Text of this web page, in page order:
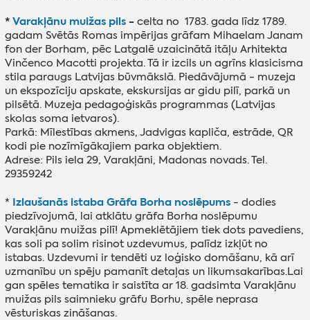
*Varakļānu muižas pils- celta no 1783. gada līdz 1789.
gadam Svētās Romas impērijas grāfam Mihaelam Janam
fon der Borham, pēc Latgalē uzaicinātā itāļu Arhitekta
Vinčenco Macotti projekta. Tā ir izcils un agrīns klasicisma
stila paraugs Latvijas būvmākslā. Piedāvājumā - muzeja
un ekspozīciju apskate, ekskursijas ar gidu pilī, parkā un
pilsētā. Muzeja pedagoģiskās programmas (Latvijas
skolas soma ietvaros).
Parkā: Mīlestības akmens, Jadvigas kapliča, estrāde, QR
kodi pie nozīmīgākajiem parka objektiem.
Adrese: Pils iela 29, Varakļāni, Madonas novads. Tel.
29359242
* Izlaušanās istaba Grāfa Borha noslēpums - dodies
piedzīvojumā, lai atklātu grāfa Borha noslēpumu
Varakļānu muižas pilī! Apmeklētājiem tiek dots pavediens,
kas soli pa solim risinot uzdevumus, palīdz izkļūt no
istabas. Uzdevumi ir tendēti uz loģisko domāšanu, kā arī
uzmanību un spēju pamanīt detaļas un likumsakarības.Lai
gan spēles tematika ir saistīta ar 18. gadsimta Varakļānu
muižas pils saimnieku grāfu Borhu, spēle neprasa
vēsturiskas zināšanas.